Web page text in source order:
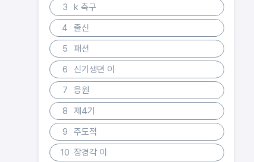
3
k 축구
4
출신
5
패션
6
신기생뎐 이
7
응원
8
제4기
9
주도적
10 장경각 이